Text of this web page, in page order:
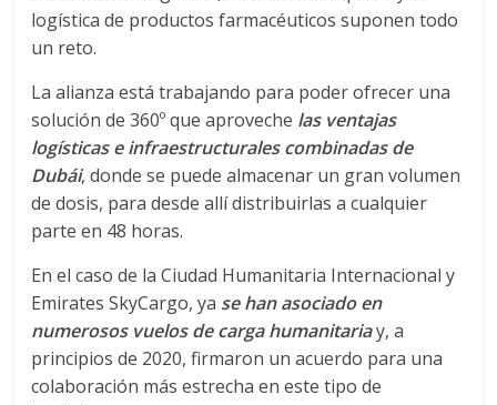
r
t
e
d
e
E
logística de productos farmacéuticos suponen todo
un reto.
La alianza está trabajando para poder ofrecer una
solución de 360º que aproveche las ventajas
logísticas e infraestructurales combinadas de
Dubái, donde se puede almacenar un gran volumen
de dosis, para desde allí distribuirlas a cualquier
parte en 48 horas.
En el caso de la Ciudad Humanitaria Internacional y
Emirates SkyCargo, ya se han asociado en
numerosos vuelos de carga humanitariay, a
principios de 2020, firmaron un acuerdo para una
colaboración más estrecha en este tipo de